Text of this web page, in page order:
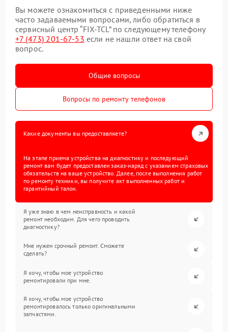
Вы можете ознакомиться с приведенными ниже
часто задаваемыми вопросами, либо обратиться в
сервисный центр “FIX-TCL” по следующему телефону
+7 (473) 201-67-53 если не нашли ответ на свой
вопрос.
Общие вопросы
Вопросы по ремонту телефонов
Какие документы вы предоставляете?
На этапе приема устройства на диагностику и последующий
ремонт вам будет предоставлен заказ-наряд с указанием страховых
обязательств на ваше устройство. Далее, после выполнения работ
по ремонту техники, вы получите акт выполненных работ и
гарантийный талон.
Я уже знаю в чем неисправность и какой
ремонт необходим. Для чего проводить
диагностику?
Мне нужен срочный ремонт. Сможете
сделать?
Я хочу, чтобы мое устройство
ремонтировали при мне.
Я хочу, чтобы мое устройство
ремонтировалось только оригинальными
запчастями.